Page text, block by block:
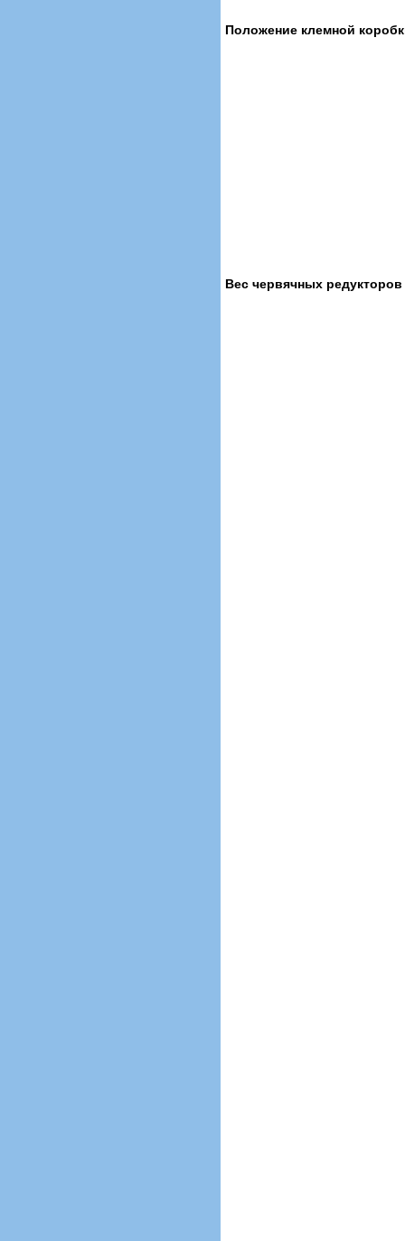
Положение клемной
Вес червячных редукторов